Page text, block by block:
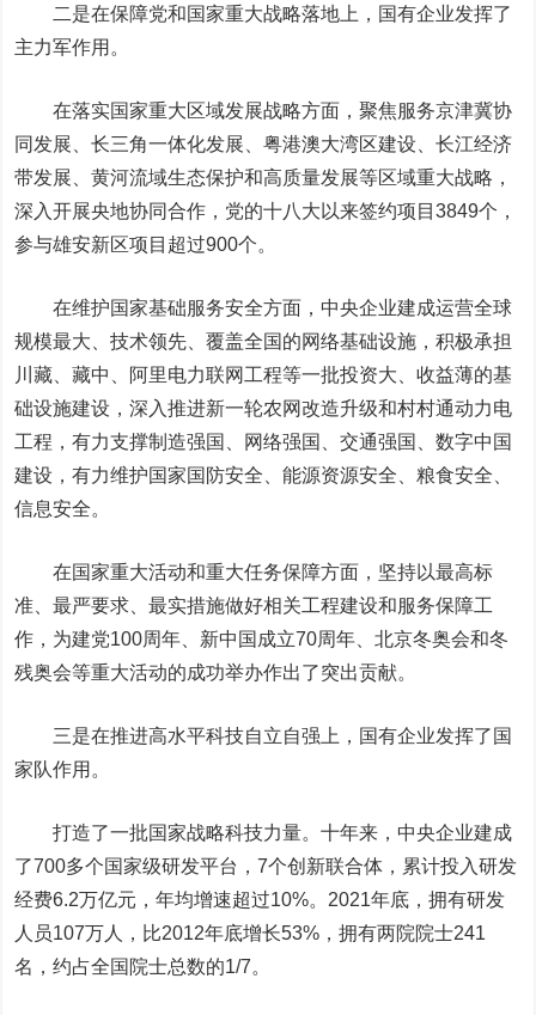
二是在保障党和国家重大战略落地上，国有企业发挥了
主力军作用。
在落实国家重大区域发展战略方面，聚焦服务京津冀协
同发展、长三角一体化发展、粤港澳大湾区建设、长江经济
带发展、黄河流域生态保护和高质量发展等区域重大战略，
深入开展央地协同合作，党的十八大以来签约项目3849个，
参与雄安新区项目超过900个。
在维护国家基础服务安全方面，中央企业建成运营全球
规模最大、技术领先、覆盖全国的网络基础设施，积极承担
川藏、藏中、阿里电力联网工程等一批投资大、收益薄的基
础设施建设，深入推进新一轮农网改造升级和村村通动力电
工程，有力支撑制造强国、网络强国、交通强国、数字中国
建设，有力维护国家国防安全、能源资源安全、粮食安全、
信息安全。
在国家重大活动和重大任务保障方面，坚持以最高标
准、最严要求、最实措施做好相关工程建设和服务保障工
作，为建党100周年、新中国成立70周年、北京冬奥会和冬
残奥会等重大活动的成功举办作出了突出贡献。
三是在推进高水平科技自立自强上，国有企业发挥了国
家队作用。
打造了一批国家战略科技力量。十年来，中央企业建成
了700多个国家级研发平台，7个创新联合体，累计投入研发
经费6.2万亿元，年均增速超过10%。2021年底，拥有研发
人员107万人，比2012年底增长53%，拥有两院院士241
名，约占全国院士总数的1/7。